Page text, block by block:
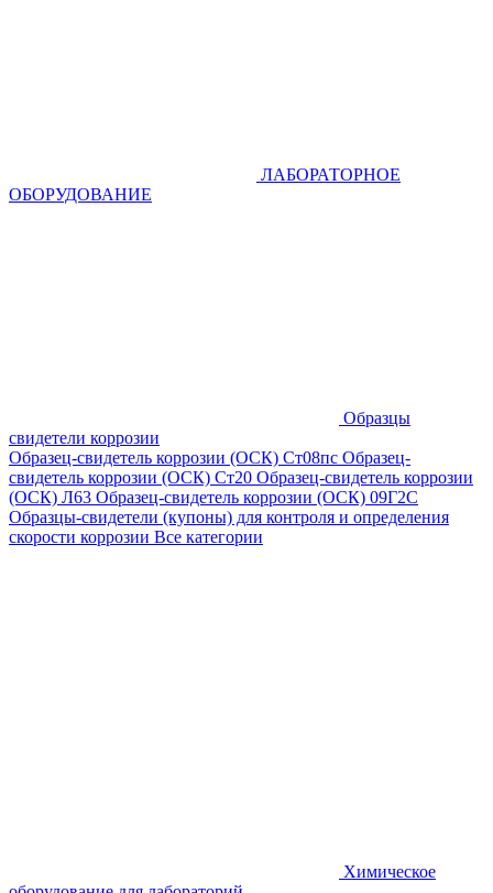
ЛАБОРАТОРНОЕ
ОБОРУДОВАНИЕ
Образцы
свидетели коррозии
Образец-свидетель коррозии (ОСК) Ст08пс Образец-
свидетель коррозии (ОСК) Ст20 Образец-свидетель коррозии
(ОСК) Л63 Образец-свидетель коррозии (ОСК) 09Г2С
Образцы-свидетели (купоны) для контроля и определения
скорости коррозии Все категории
Химическое